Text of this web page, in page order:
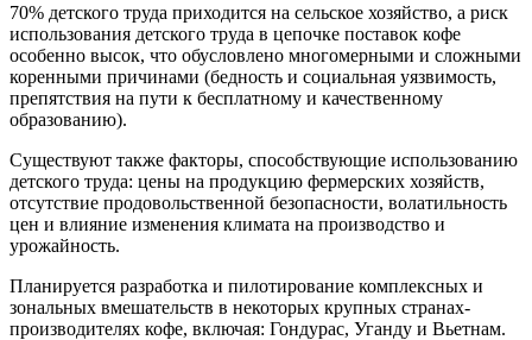
70% детского труда приходится на сельское хозяйство, а риск
использования детского труда в цепочке поставок кофе
особенно высок, что обусловлено многомерными и сложными
коренными причинами (бедность и социальная уязвимость,
препятствия на пути к бесплатному и качественному
образованию).
Существуют также факторы, способствующие использованию
детского труда: цены на продукцию фермерских хозяйств,
отсутствие продовольственной безопасности, волатильность
цен и влияние изменения климата на производство и
урожайность.
Планируется разработка и пилотирование комплексных и
зональных вмешательств в некоторых крупных странах-
производителях кофе, включая: Гондурас, Уганду и Вьетнам.